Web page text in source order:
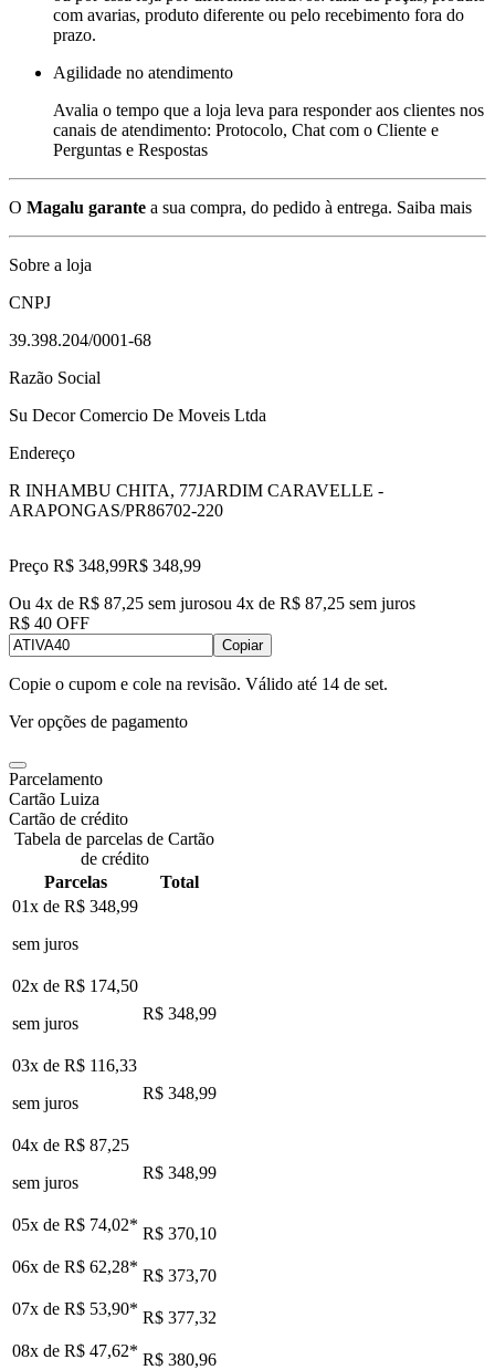
com avarias, produto diferente ou pelo recebimento fora do
prazo.
Agilidade no atendimento
Avalia o tempo que a loja leva para responder aos clientes nos
canais de atendimento: Protocolo, Chat com o Cliente e
Perguntas e Respostas
O Magalu garante a sua compra, do pedido à entrega. Saiba mais
Sobre a loja
CNPJ
39.398.204/0001-68
Razão Social
Su Decor Comercio De Moveis Ltda
Endereço
R INHAMBU CHITA, 77JARDIM CARAVELLE -
ARAPONGAS/PR86702-220
Preço R$ 348,99R$ 348,99
Ou 4x de R$ 87,25 sem jurosou 4x de R$ 87,25 sem juros
R$ 40 OFF
Copiar
Copie o cupom e cole na revisão. Válido até 14 de set.
Ver opções de pagamento
Parcelamento
Cartão Luiza
Cartão de crédito
Tabela de parcelas de Cartão
de crédito
Parcelas
Total
01x de R$ 348,99
sem juros
02x de R$ 174,50
sem juros
R$ 348,99
03x de R$ 116,33
sem juros
R$ 348,99
04x de R$ 87,25
sem juros
R$ 348,99
05x de R$ 74,02* R$ 370,10
06x de R$ 62,28* R$ 373,70
07x de R$ 53,90* R$ 377,32
08x de R$ 47,62* R$ 380,96